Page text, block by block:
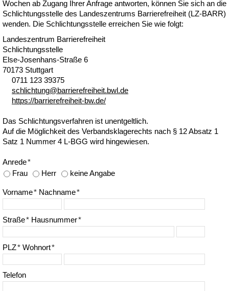
Wochen ab Zugang Ihrer Anfrage antworten, können Sie sich an die
Schlichtungsstelle des Landeszentrums Barrierefreiheit (LZ-BARR)
wenden. Die Schlichtungsstelle erreichen Sie wie folgt:
Landeszentrum Barrierefreiheit
Schlichtungsstelle
Else-Josenhans-Straße 6
70173 Stuttgart
0711 123 39375
schlcht ng b rr r fr h t bwl d
https://barrierefreiheit-bw.de/
Das Schlichtungsverfahren ist unentgeltlich.
Auf die Möglichkeit des Verbandsklagerechts nach § 12 Absatz 1
Satz 1 Nummer 4 L-BGG wird hingewiesen.
Anrede*
Frau
Herr keine Angabe
Vorname* Nachname*
Straße* Hausnummer*
PLZ* Wohnort*
Telefon